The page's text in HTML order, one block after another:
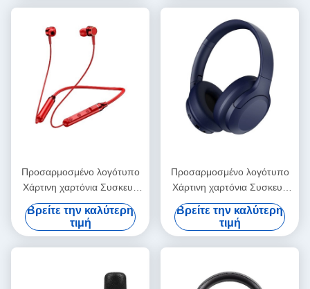
κλείσιμο με κορδέλα
κλείσιμο με κορδέλα
Προσαρμοσμένο λογότυπο
Χάρτινη χαρτόνια Συσκευή
Διπλώσιμο λευκό / μαύρο /
ροζ χρυσό πολυτελές
μαγνητικό κουτί δώρων με
κλείσιμο με κορδέλα
Βρείτε την καλύτερη
τιμή
Προσαρμοσμένο λογότυπο
Χάρτινη χαρτόνια Συσκευή
Διπλώσιμο λευκό / μαύρο /
ροζ χρυσό πολυτελές
μαγνητικό κουτί δώρων με
κλείσιμο με κορδέλα
Βρείτε την καλύτερη
τιμή